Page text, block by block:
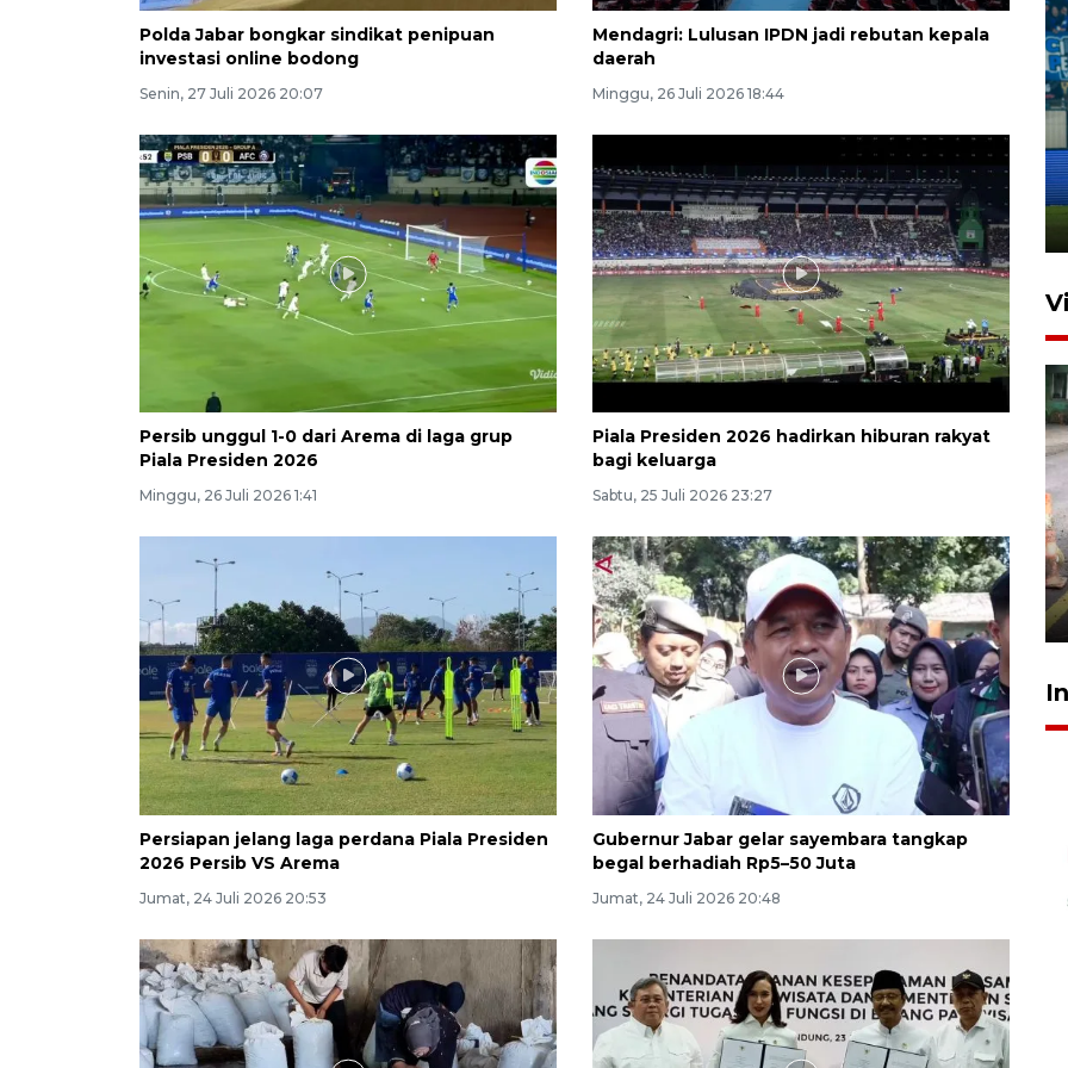
Polda Jabar bongkar sindikat penipuan
investasi online bodong
Senin, 27 Juli 2026 20:07
Mendagri: Lulusan IPDN jadi rebutan kepala
daerah
Minggu, 26 Juli 2026 18:44
Persib unggul 1-0 dari Arema di laga grup
Piala Presiden 2026
Minggu, 26 Juli 2026 1:41
Piala Presiden 2026 hadirkan hiburan rakyat
bagi keluarga
Sabtu, 25 Juli 2026 23:27
Persiapan jelang laga perdana Piala Presiden
2026 Persib VS Arema
Jumat, 24 Juli 2026 20:53
Gubernur Jabar gelar sayembara tangkap
begal berhadiah Rp5–50 Juta
Jumat, 24 Juli 2026 20:48
Penutupan latihan bela negara
dan manajerial SPPI di
Balikpapan
31 Juli 2026 18:01
tetap kewenangan aparat
penegak hukum
29 Juli 2026 00:31